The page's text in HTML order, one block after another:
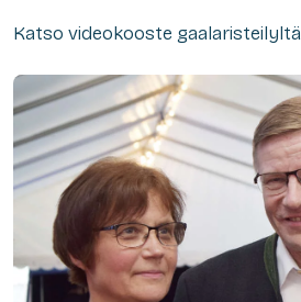
Katso videokooste gaalaristeilyltä